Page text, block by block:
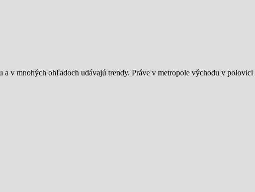
v mnohých ohľadoch udávajú trendy. Práve v metropole východu v polovici